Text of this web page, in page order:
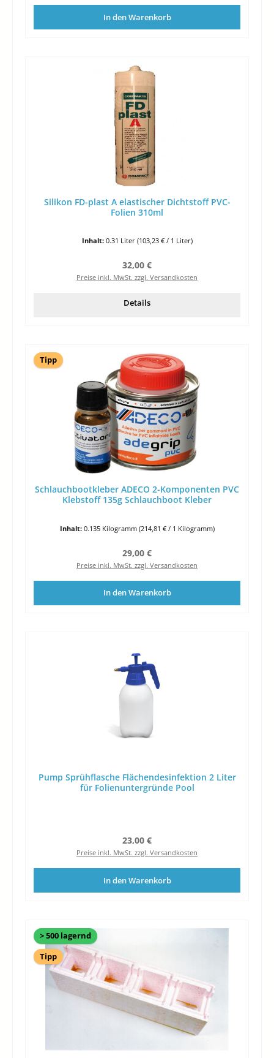
In den Warenkorb
Silikon FD-plast A elastischer Dichtstoff PVC-
Folien 310ml
Inhalt: 0.31 Liter (103,23 € / 1 Liter)
Regulärer Preis:
32,00 €
Preise inkl. MwSt. zzgl. Versandkosten
Details
Tipp
Schlauchbootkleber ADECO 2-Komponenten PVC
Klebstoff 135g Schlauchboot Kleber
Inhalt: 0.135 Kilogramm (214,81 € / 1 Kilogramm)
Regulärer Preis:
29,00 €
Preise inkl. MwSt. zzgl. Versandkosten
In den Warenkorb
Pump Sprühflasche Flächendesinfektion 2 Liter
für Folienuntergründe Pool
Regulärer Preis:
23,00 €
Preise inkl. MwSt. zzgl. Versandkosten
In den Warenkorb
> 500 lagernd
Tipp